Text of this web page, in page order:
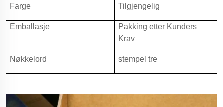
Farge Tilgjengelig
Emballasje
Pakking etter Kunders
Krav
Nøkkelord stempel tre